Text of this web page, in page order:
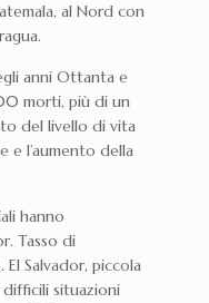
al Nord con
anni Ottanta e
morti, più di un
del livello di vita
e l’aumento della
hanno
Tasso di
Salvador, piccola
situazioni